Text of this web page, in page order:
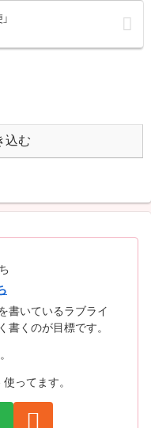
込む
書いているラブライ
書くのが目標です。
ってます。